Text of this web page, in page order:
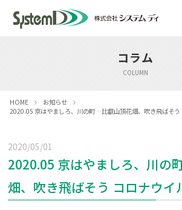
コラム
COLUMN
HOME
お知らせ
2020.05 京はやましろ、川の町…比叡山頂花畑、吹き飛ばそう
2020/05/01
2020.05 京はやましろ、川の
畑、吹き飛ばそう コロナウイ